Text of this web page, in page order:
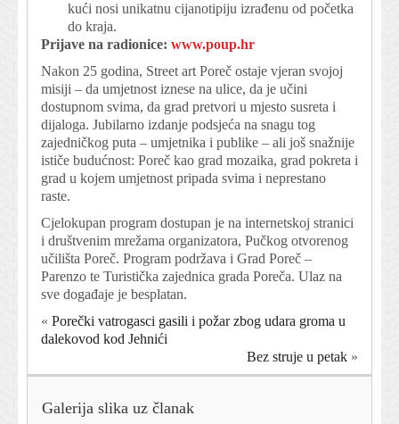
kući nosi unikatnu cijanotipiju izrađenu od početka
do kraja.
Prijave na radionice: www.poup.hr
Nakon 25 godina, Street art Poreč ostaje vjeran svojoj
misiji – da umjetnost iznese na ulice, da je učini
dostupnom svima, da grad pretvori u mjesto susreta i
dijaloga. Jubilarno izdanje podsjeća na snagu tog
zajedničkog puta – umjetnika i publike – ali još snažnije
ističe budućnost: Poreč kao grad mozaika, grad pokreta i
grad u kojem umjetnost pripada svima i neprestano
raste.
Cjelokupan program dostupan je na internetskoj stranici
i društvenim mrežama organizatora, Pučkog otvorenog
učilišta Poreč. Program podržava i Grad Poreč –
Parenzo te Turistička zajednica grada Poreča. Ulaz na
sve događaje je besplatan.
« Porečki vatrogasci gasili i požar zbog udara groma u
dalekovod kod Jehnići
Bez struje u petak »
Galerija slika uz članak